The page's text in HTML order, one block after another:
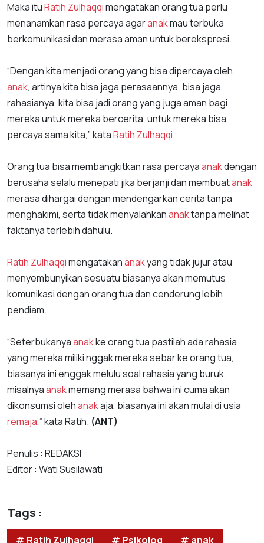
Maka ituRatih Zulhaqqimengatakan orang tua perlu
menanamkan rasa percaya agaranakmau terbuka
berkomunikasi dan merasa aman untuk berekspresi.
“Dengan kita menjadi orang yang bisa dipercaya oleh
anak, artinya kita bisa jaga perasaannya, bisa jaga
rahasianya, kita bisa jadi orang yang juga aman bagi
mereka untuk mereka bercerita, untuk mereka bisa
percaya sama kita,” kataRatih Zulhaqqi.
Orang tua bisa membangkitkan rasa percayaanakdengan
berusaha selalu menepati jika berjanji dan membuatanak
merasa dihargai dengan mendengarkan cerita tanpa
menghakimi, serta tidak menyalahkananaktanpa melihat
faktanya terlebih dahulu.
Ratih Zulhaqqimengatakananakyang tidak jujur atau
menyembunyikan sesuatu biasanya akan memutus
komunikasi dengan orang tua dan cenderung lebih
pendiam.
“Seterbukanyaanakke orang tua pastilah ada rahasia
yang mereka miliki nggak mereka sebar ke orang tua,
biasanya ini enggak melulu soal rahasia yang buruk,
misalnyaanakmemang merasa bahwa ini cuma akan
dikonsumsi olehanakaja, biasanya ini akan mulai di usia
remaja,” kata Ratih. (ANT)
Penulis : REDAKSI
Editor : Wati Susilawati
Tags :
# Ratih Zulhaqqi # Psikolog # anak